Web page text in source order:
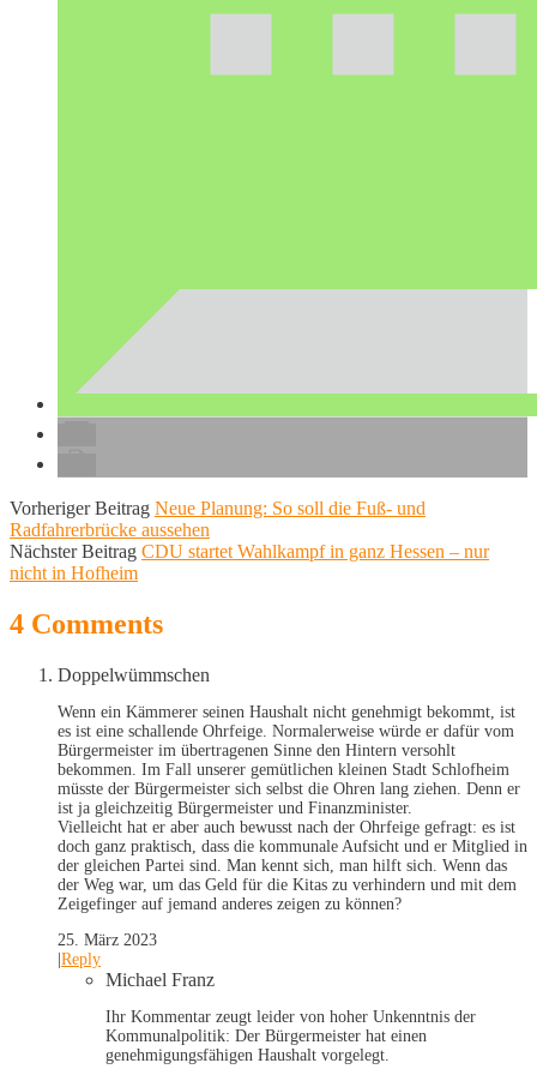
Vorheriger Beitrag Neue Planung: So soll die Fuß- und
Radfahrerbrücke aussehen
Nächster Beitrag CDU startet Wahlkampf in ganz Hessen – nur
nicht in Hofheim
4 Comments
Doppelwümmschen
Wenn ein Kämmerer seinen Haushalt nicht genehmigt bekommt, ist
es ist eine schallende Ohrfeige. Normalerweise würde er dafür vom
Bürgermeister im übertragenen Sinne den Hintern versohlt
bekommen. Im Fall unserer gemütlichen kleinen Stadt Schlofheim
müsste der Bürgermeister sich selbst die Ohren lang ziehen. Denn er
ist ja gleichzeitig Bürgermeister und Finanzminister.
Vielleicht hat er aber auch bewusst nach der Ohrfeige gefragt: es ist
doch ganz praktisch, dass die kommunale Aufsicht und er Mitglied in
der gleichen Partei sind. Man kennt sich, man hilft sich. Wenn das
der Weg war, um das Geld für die Kitas zu verhindern und mit dem
Zeigefinger auf jemand anderes zeigen zu können?
25. März 2023
Reply
Michael Franz
Ihr Kommentar zeugt leider von hoher Unkenntnis der
Kommunalpolitik: Der Bürgermeister hat einen
genehmigungsfähigen Haushalt vorgelegt.